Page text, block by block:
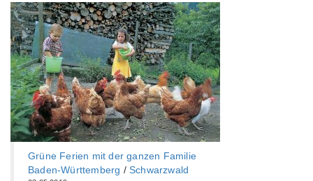
Grüne Ferien mit der ganzen Familie
Baden-Württemberg‎ /Schwarzwald